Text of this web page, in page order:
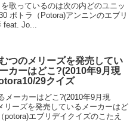
歌っているのは次の内どのユニッ
ポトラ（Potora)アンニンのエブリ
Jo...
つのメリーズを発売してい
カーはどこ?(2010年9月現
29クイズ
メーカーはどこ?(2010年9月現
リーズを発売しているメーカーはど
エブリデイクイズのこたえ